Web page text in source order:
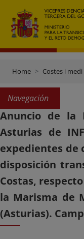
Home Costes i
Navegación
Anuncio de la
Asturias de
expedientes de
disposición
Costas,
la Marisma de
(Asturias).